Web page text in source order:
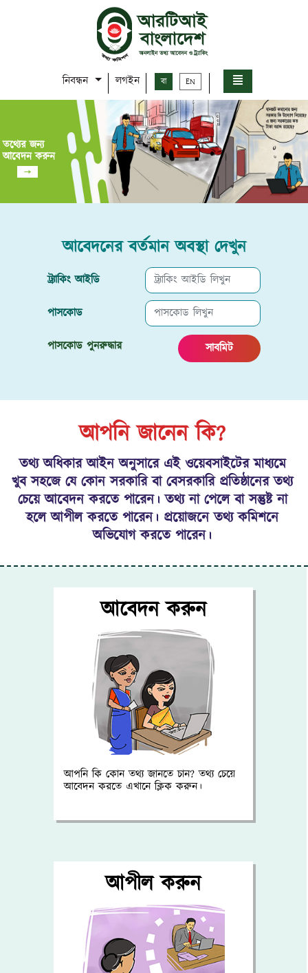
নিবন্ধন লগইন বা EN
তথ্যের জন্য
আবেদন করুন
আবেদনের বর্তমান অবস্থা দেখুন
ট্র্যাকিং আইডি
পাসকোড
পাসকোড পুনরুদ্ধার সাবমিট
আপনি জানেন কি?
তথ্য অধিকার আইন অনুসারে এই ওয়েবসাইটের মাধ্যমে
খুব সহজে যে কোন সরকারি বা বেসরকারি প্রতিষ্ঠানের তথ্য
চেয়ে আবেদন করতে পারেন। তথ্য না পেলে বা সন্তুষ্ট না
হলে আপীল করতে পারেন। প্রয়োজনে তথ্য কমিশনে
অভিযোগ করতে পারেন।
আবেদন করুন
আপনি কি কোন তথ্য জানতে চান? তথ্য চেয়ে
আবেদন করতে এখানে ক্লিক করুন।
আপীল করুন